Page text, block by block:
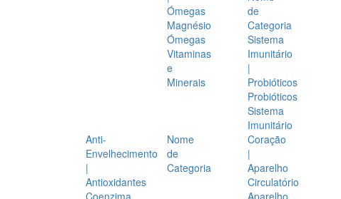
Ómegas
Magnésio
Ómegas
Vitaminas
e
Minerais
de
Categoria
Sistema
Imunitário
|
Probióticos
Probióticos
Sistema
Imunitário
Anti-
Envelhecimento
|
Antioxidantes
Coenzima
Nome
de
Categoria
Coração
|
Aparelho
Circulatório
Aparelho